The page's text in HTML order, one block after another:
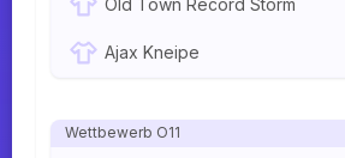
Old Town Record Storm
Ajax Kneipe
Wettbewerb O11